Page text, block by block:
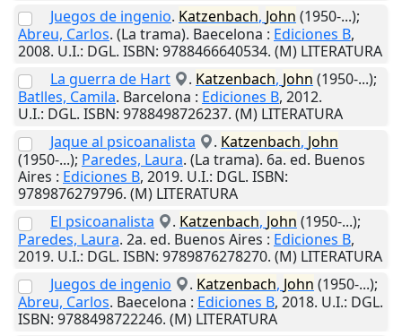
Juegos de ingenio. Katzenbach, John (1950-...);
Abreu, Carlos. (La trama). Baecelona : Ediciones B,
2008. U.I.: DGL. ISBN: 9788466640534. (M) LITERATURA
La guerra de Hart
. Katzenbach, John (1950-...);
Batlles, Camila. Barcelona : Ediciones B, 2012.
U.I.: DGL. ISBN: 9788498726237. (M) LITERATURA
Jaque al psicoanalista
. Katzenbach, John
(1950-...); Paredes, Laura. (La trama). 6a. ed. Buenos
Aires : Ediciones B, 2019. U.I.: DGL. ISBN:
9789876279796. (M) LITERATURA
El psicoanalista
. Katzenbach, John (1950-...);
Paredes, Laura. 2a. ed. Buenos Aires : Ediciones B,
2019. U.I.: DGL. ISBN: 9789876278270. (M) LITERATURA
Juegos de ingenio
. Katzenbach, John (1950-...);
Abreu, Carlos. Baecelona : Ediciones B, 2018. U.I.: DGL.
ISBN: 9788498722246. (M) LITERATURA